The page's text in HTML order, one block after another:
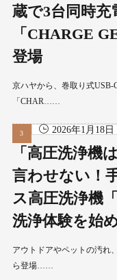
蔵で3台同時充
「CHARGE
登場
京ハヤから、巻取り式USB-
「CHAR……
2026年1月18日
「高圧洗浄機
言わせない！
ス高圧洗浄機
洗浄体験を始
アウトドアやペットの汚れ
ら登場……